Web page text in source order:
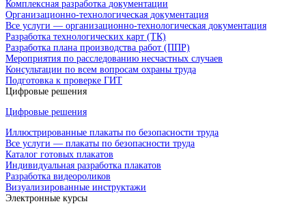
Комплексная разработка документации
Организационно-технологическая документация
Все услуги — организационно-технологическая документация
Разработка технологических карт (ТК)
Разработка плана производства работ (ППР)
Мероприятия по расследованию несчастных случаев
Консультации по всем вопросам охраны труда
Подготовка к проверке ГИТ
Цифровые решения
Цифровые решения
Иллюстрированные плакаты по безопасности труда
Все услуги — плакаты по безопасности труда
Каталог готовых плакатов
Индивидуальная разработка плакатов
Разработка видеороликов
Визуализированные инструктажи
Электронные курсы